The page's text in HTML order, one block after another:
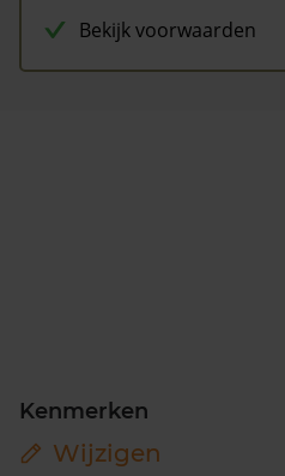
Bekijk voorwaarden
Kenmerken
Wijzigen